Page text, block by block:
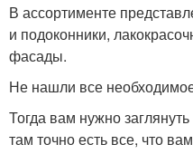
В ассортименте
и подоконники,
фасады.
Не нашли все
Тогда вам нужно
там точно есть все, что